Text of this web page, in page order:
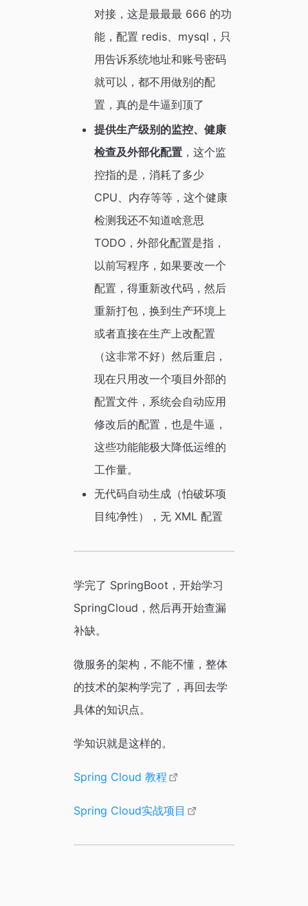
对接，这是最最最 666 的功
能，配置 redis、mysql，只
用告诉系统地址和账号密码
就可以，都不用做别的配
置，真的是牛逼到顶了
提供生产级别的监控、健康
检查及外部化配置，这个监
控指的是，消耗了多少
CPU、内存等等，这个健康
检测我还不知道啥意思
TODO，外部化配置是指，
以前写程序，如果要改一个
配置，得重新改代码，然后
重新打包，换到生产环境上
或者直接在生产上改配置
（这非常不好）然后重启，
现在只用改一个项目外部的
配置文件，系统会自动应用
修改后的配置，也是牛逼，
这些功能能极大降低运维的
工作量。
无代码自动生成（怕破坏项
目纯净性），无 XML 配置
学完了 SpringBoot，开始学习
SpringCloud，然后再开始查漏
补缺。
微服务的架构，不能不懂，整体
的技术的架构学完了，再回去学
具体的知识点。
学知识就是这样的。
Spring Cloud 教程
Spring Cloud实战项目